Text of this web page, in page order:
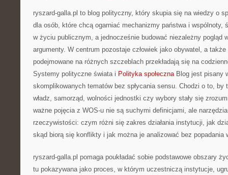
ryszard-galla.pl to blog polityczny, który skupia się na wiedzy o
dla osób, które chcą ogarniać mechanizmy państwa i wspólnoty,
w życiu publicznym, a jednocześnie budować niezależny pogląd
argumenty. W centrum pozostaje człowiek jako obywatel, a
podejmowane na różnych szczeblach przekładają się na
Systemy polityczne świata i Polityka społecznaBlog jest pisany
skomplikowanych tematów bez spłycania sensu. Chodzi o to, by
władz, samorząd, wolności jednostki czy wybory stały się
ważne pojęcia z WOS-u nie są suchymi definicjami, ale
rzeczywistości: czym różni się zakres działania instytucji, jak
skąd biorą się konflikty i jak można je analizować bez popadania
ryszard-galla.pl pomaga poukładać sobie podstawowe obszary
tu pokazywana jako proces, w którym uczestniczą instytucje,